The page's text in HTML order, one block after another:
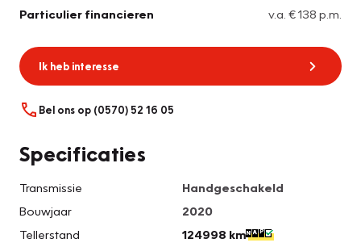
Particulier financieren v.a. € 138 p.m.
Ik heb interesse
Bel ons op (0570) 52 16 05
Specificaties
Transmissie
Handgeschakeld
Bouwjaar
2020
Tellerstand
124998 km